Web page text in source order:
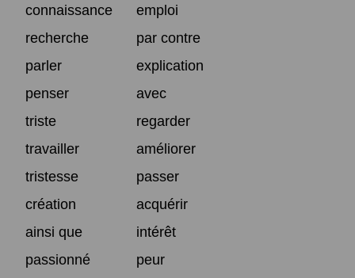
connaissance
emploi
recherche
par contre
parler
explication
penser
avec
triste
regarder
travailler
améliorer
tristesse
passer
création
acquérir
ainsi que
intérêt
passionné
peur